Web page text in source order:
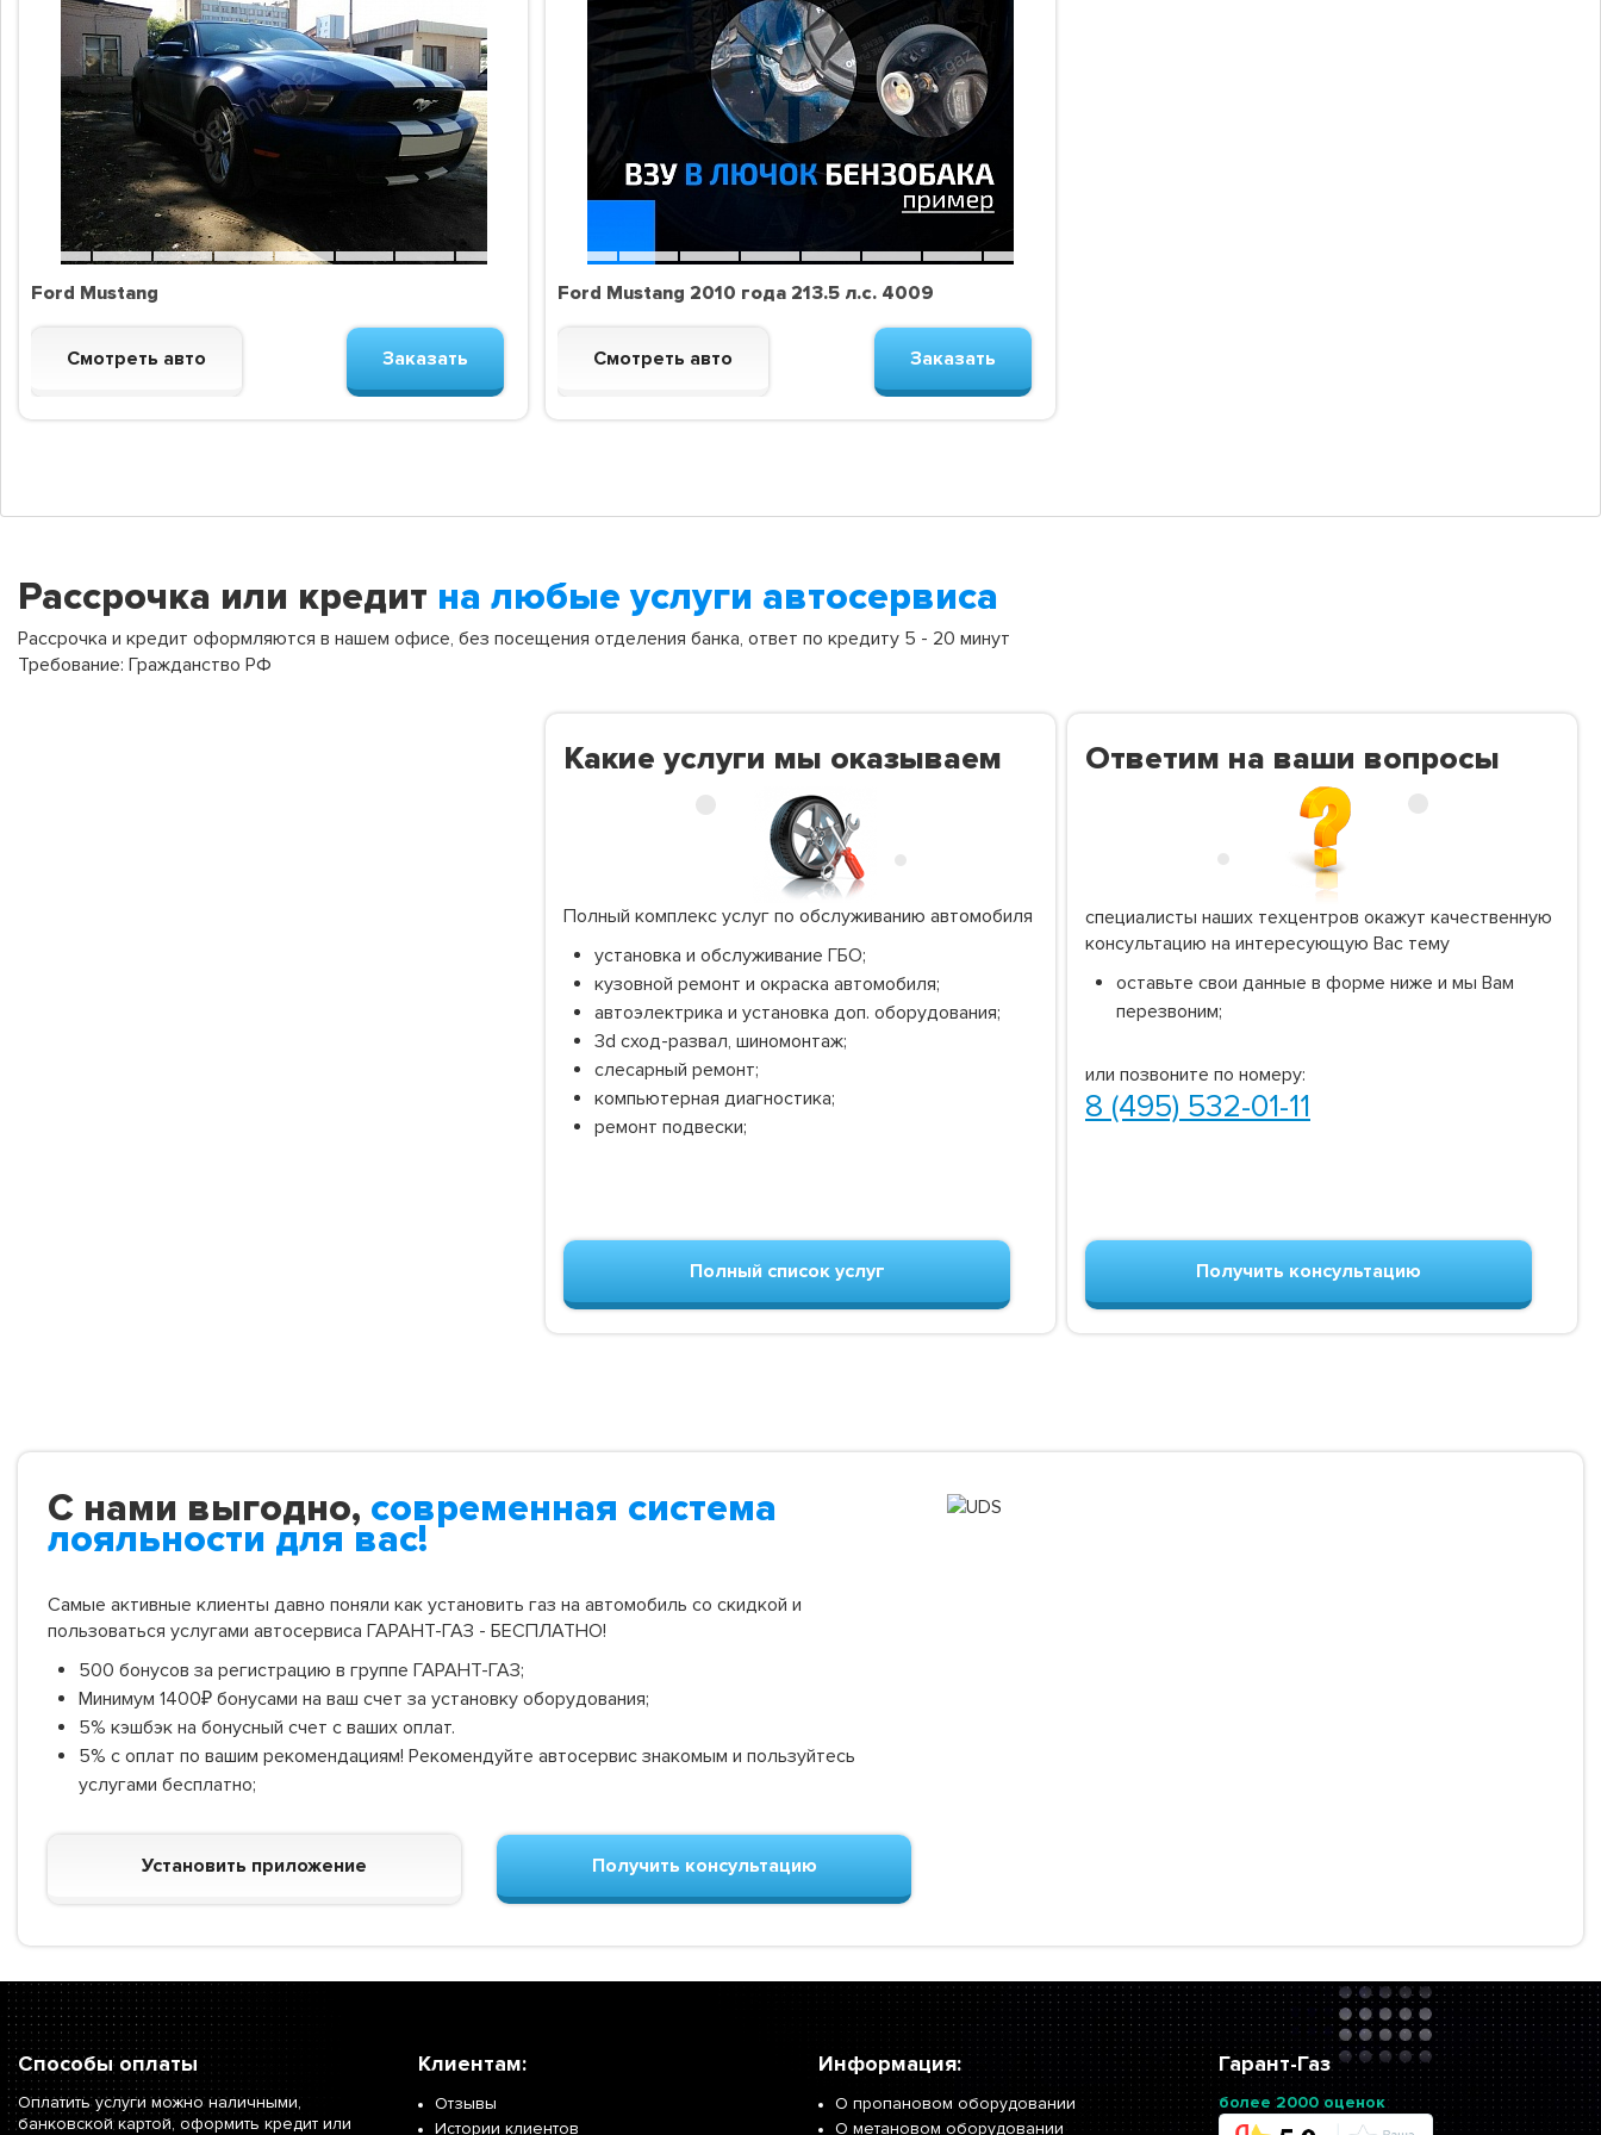
Ford Mustang
Смотреть авто Заказать
Ford Mustang 2010 года 213.5 л.с. 4009
Смотреть авто Заказать
Рассрочка или кредит на любые услуги автосервиса
Рассрочка и кредит оформляются в нашем офисе, без посещения отделения банка, ответ по кредиту 5 - 20 минут
Требование: Гражданство РФ
Какие услуги мы оказываем
Полный комплекс услуг по обслуживанию автомобиля
установка и обслуживание ГБО;
кузовной ремонт и окраска автомобиля;
автоэлектрика и установка доп. оборудования;
3d сход-развал, шиномонтаж;
слесарный ремонт;
компьютерная диагностика;
ремонт подвески;
Полный список услуг
Ответим на ваши вопросы
специалисты наших техцентров окажут качественную
консультацию на интересующую Вас тему
оставьте свои данные в форме ниже и мы Вам
перезвоним;
или позвоните по номеру:
8 (495) 532-01-11
Получить консультацию
С нами выгодно, современная система
лояльности для вас!
Самые активные клиенты давно поняли как установить газ на автомобиль со скидкой и
пользоваться услугами автосервиса ГАРАНТ-ГАЗ - БЕСПЛАТНО!
500 бонусов за регистрацию в группе ГАРАНТ-ГАЗ;
Минимум 1400₽ бонусами на ваш счет за установку оборудования;
5% кэшбэк на бонусный счет с ваших оплат.
5% с оплат по вашим рекомендациям! Рекомендуйте автосервис знакомым и пользуйтесь
услугами бесплатно;
Установить приложение Получить консультацию
Способы оплаты
Оплатить услуги можно наличными,
банковской картой, оформить кредит или
Клиентам:
Отзывы
Истории клиентов
Информация:
О пропановом оборудовании
О метановом оборудовании
Гарант-Газ
более 2000 оценок